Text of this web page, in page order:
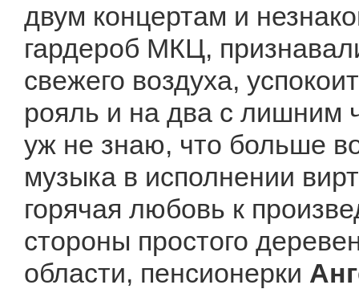
двум концертам и
гардероб МКЦ,
свежего воздуха,
рояль и на два с лишним
уж не знаю, что больше
музыка в исполнении
горячая любовь к
стороны простого
области, пенсионерки